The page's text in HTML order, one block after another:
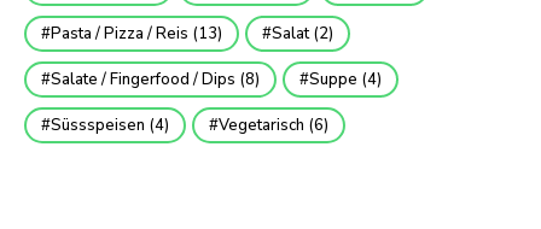
Pasta / Pizza / Reis (13) Salat(2)
Salate / Fingerfood / Dips (8) Suppe (4)
Süssspeisen (4) Vegetarisch (6)